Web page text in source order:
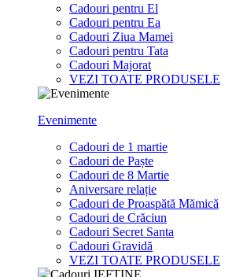
Cadouri pentru El
Cadouri pentru Ea
Cadouri Ziua Mamei
Cadouri pentru Tata
Cadouri Majorat
VEZI TOATE PRODUSELE
Evenimente
Cadouri de 1 martie
Cadouri de Paște
Cadouri de 8 Martie
Aniversare relație
Cadouri de Proaspătă Mămică
Cadouri de Crăciun
Cadouri Secret Santa
Cadouri Gravidă
VEZI TOATE PRODUSELE